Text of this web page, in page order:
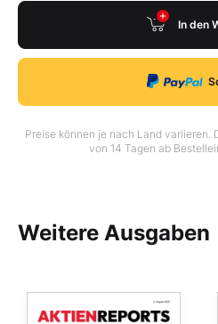
In den
Preise können je nach Land variieren.
von 14 Tagen ab
Weitere Ausgaben